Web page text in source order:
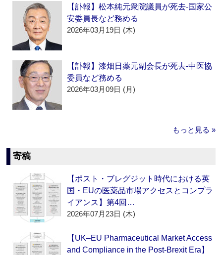
【訃報】松本純元衆院議員が死去‐国家公
安委員長など務める
2026年03月19日 (木)
【訃報】漆畑日薬元副会長が死去‐中医協
委員など務める
2026年03月09日 (月)
もっと見る »
寄稿
【ポスト・ブレグジット時代における英
国・EUの医薬品市場アクセスとコンプラ
イアンス】第4回…
2026年07月23日 (木)
【UK–EU Pharmaceutical Market Access
and Compliance in the Post-Brexit Era】